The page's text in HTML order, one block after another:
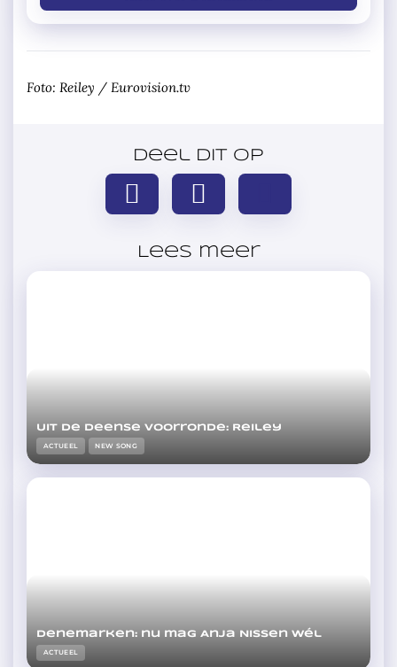
Foto: Reiley / Eurovision.tv
Deel dit op
Lees meer
Uit de Deense voorronde: Reiley
ACTUEEL NEW SONG
Denemarken: nu mag Anja Nissen wél
ACTUEEL